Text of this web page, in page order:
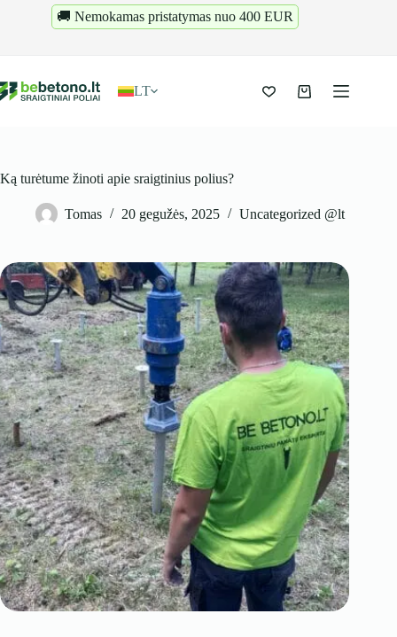
🚚 Nemokamas pristatymas nuo 400 EUR
LT Krepšelis
Ką turėtume žinoti apie sraigtinius polius?
Tomas 20 gegužės, 2025 Uncategorized @lt